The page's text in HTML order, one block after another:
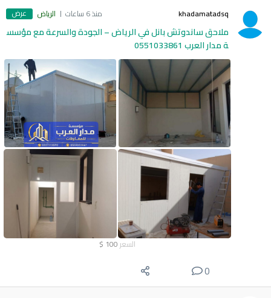
khadamatadsq منذ 6 ساعات الرياض عرض
ملاحق ساندوتش بانل في الرياض – الجودة والسرعة مع مؤسس
ة مدار العرب 0551033861
السعر 100
$
0